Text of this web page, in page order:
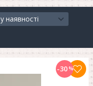
у наявності
-30%